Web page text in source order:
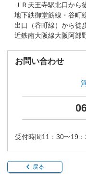
ＪＲ天王寺駅北口から
地下鉄御堂筋線・谷町
出口（谷町線）から徒
近鉄南大阪線大阪阿部
お問い合わせ
受付時間11：30〜19
戻る